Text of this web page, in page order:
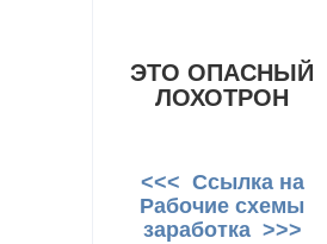
ЭТО ОПАСНЫЙ
ЛОХОТРОН
<<< Ссылка на
Рабочие схемы
заработка >>>